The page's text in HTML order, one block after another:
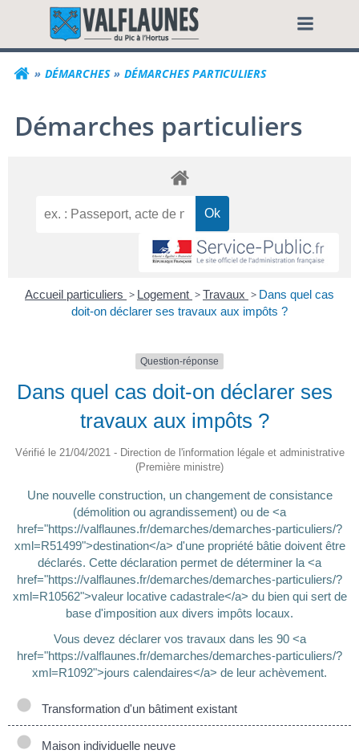
contenuCommune de
DÉMARCHES DÉMARCHES PARTICULIERS
Démarches particuliers
Accueil particuliers > Logement >Travaux > Dans quel cas
doit-on déclarer ses travaux aux impôts ?
Question-réponse
Dans quel cas doit-on déclarer ses
travaux aux impôts ?
Vérifié le 21/04/2021 - Direction de l'information légale et administrative
(Première ministre)
Une nouvelle construction, un changement de consistance
(démolition ou agrandissement) ou de <a
href="https://valflaunes.fr/demarches/demarches-particuliers/?
xml=R51499">destination</a> d'une propriété bâtie doivent être
déclarés. Cette déclaration permet de déterminer la <a
href="https://valflaunes.fr/demarches/demarches-particuliers/?
xml=R10562">valeur locative cadastrale</a> du bien qui sert de
base d'imposition aux divers impôts locaux.
Vous devez déclarer vos travaux dans les 90 <a
href="https://valflaunes.fr/demarches/demarches-particuliers/?
xml=R1092">jours calendaires</a> de leur achèvement.
Transformation d'un bâtiment existant
Maison individuelle neuve